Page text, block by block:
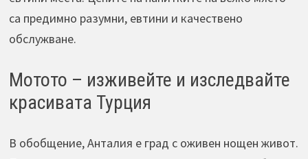
са предимно разумни, евтини и качествено
обслужване.
Мотото – изживейте и изследвайте
красивата Турция
В обобщение, Анталия е град с оживен нощен живот.